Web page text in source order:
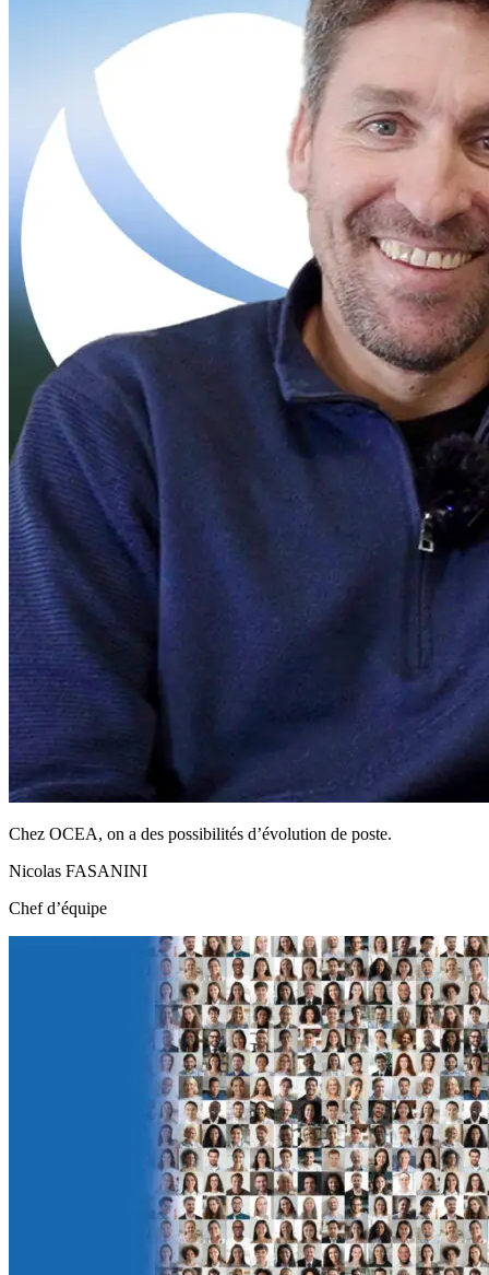
Chez OCEA, on a des possibilités d’évolution de poste.
Nicolas FASANINI
Chef d’équipe